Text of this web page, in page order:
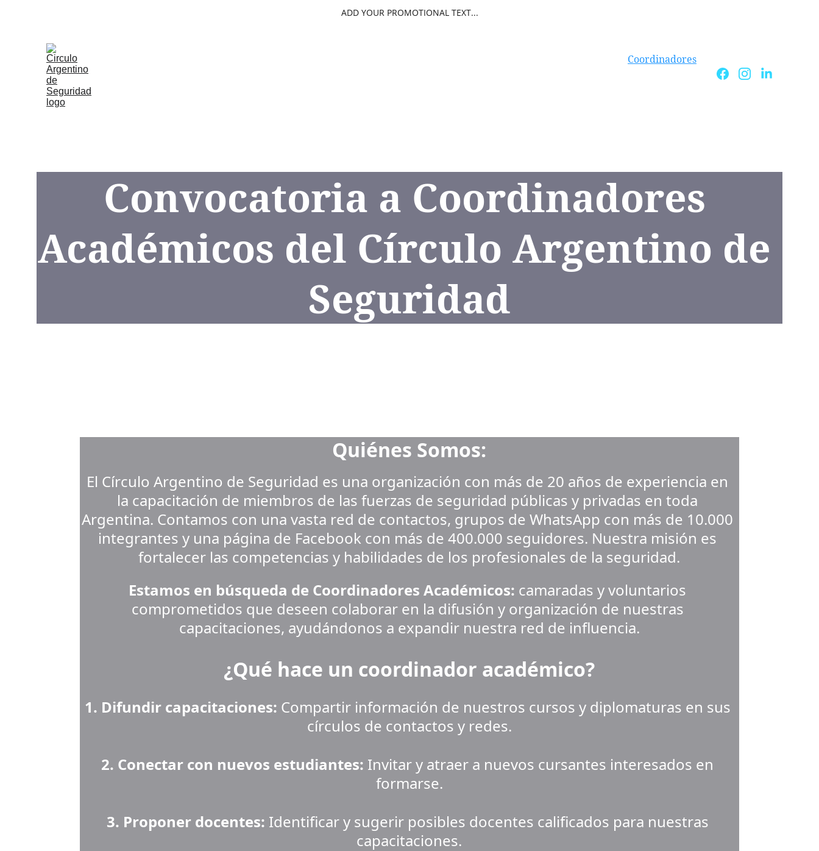
ADD YOUR PROMOTIONAL TEXT...
Coordinadores
Convocatoria a Coordinadores
Académicos del Círculo Argentino de
Seguridad
Quiénes Somos:
El Círculo Argentino de Seguridad es una organización con más de 20 años de experiencia en
la capacitación de miembros de las fuerzas de seguridad públicas y privadas en toda
Argentina. Contamos con una vasta red de contactos, grupos de WhatsApp con más de 10.000
integrantes y una página de Facebook con más de 400.000 seguidores. Nuestra misión es
fortalecer las competencias y habilidades de los profesionales de la seguridad.
Estamos en búsqueda de Coordinadores Académicos: camaradas y voluntarios
comprometidos que deseen colaborar en la difusión y organización de nuestras
capacitaciones, ayudándonos a expandir nuestra red de influencia.
¿Qué hace un coordinador académico?
1. Difundir capacitaciones: Compartir información de nuestros cursos y diplomaturas en sus
círculos de contactos y redes.
2. Conectar con nuevos estudiantes: Invitar y atraer a nuevos cursantes interesados en
formarse.
3. Proponer docentes: Identificar y sugerir posibles docentes calificados para nuestras
capacitaciones.